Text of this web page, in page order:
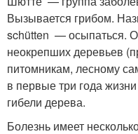
Вызывается грибом.
schütten — осыпаться.
неокрепших деревьев
питомникам, лесному
в первые три года
гибели дерева.
Болезнь имеет